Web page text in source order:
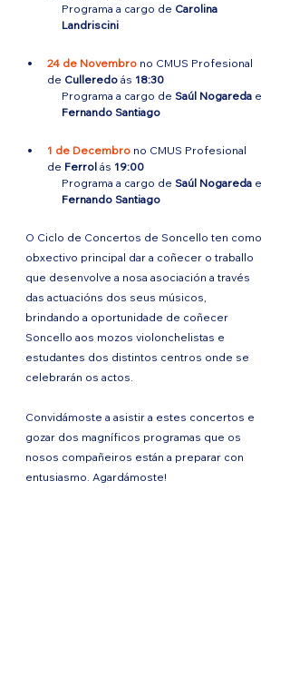
Programa a cargo de Carolina
Landriscini
24 de Novembro no CMUS Profesional
de Culleredo ás 18:30
Programa a cargo de Saúl Nogareda e
Fernando Santiago
1 de Decembro no CMUS Profesional
de Ferrol ás 19:00
Programa a cargo de Saúl Nogareda e
Fernando Santiago
O Ciclo de Concertos de Soncello ten como
obxectivo principal dar a coñecer o traballo
que desenvolve a nosa asociación a través
das actuacións dos seus músicos,
brindando a oportunidade de coñecer
Soncello aos mozos violonchelistas e
estudantes dos distintos centros onde se
celebrarán os actos.
Convidámoste a asistir a estes concertos e
gozar dos magníficos programas que os
nosos compañeiros están a preparar con
entusiasmo. Agardámoste!